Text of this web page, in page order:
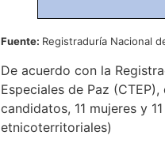
Fuente: Registraduría Nacional
De acuerdo con la
Especiales de Paz
candidatos, 11 mujeres y
etnicoterritoriales)